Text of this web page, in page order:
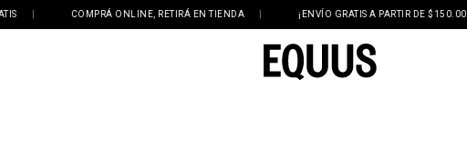
| COMPRÁ ONLINE, RETIRÁ EN TIENDA | ¡ENVÍO GRATIS A PARTIR DE $150.000!